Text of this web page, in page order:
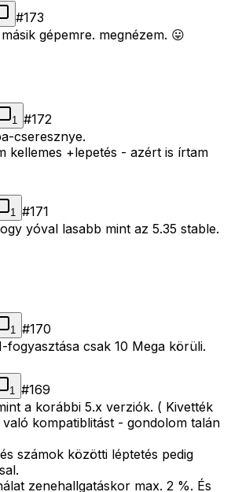
#173
gépemre. megnézem. 😛
1 #172
cseresznye.
kellemes +lepetés - azért is írtam
1 #171
yóval lasabb mint az 5.35 stable.
1 #170
fogyasztása csak 10 Mega körüli.
1 #169
a korábbi 5.x verziók. ( Kivették
kompatiblitást - gondolom talán
számok közötti léptetés pedig
zenehallgatáskor max. 2 %. És